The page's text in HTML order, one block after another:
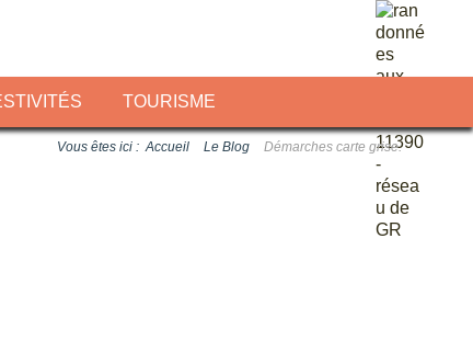
TOURISME
Vous êtes ici :Accueil Le Blog Démarches carte grise.